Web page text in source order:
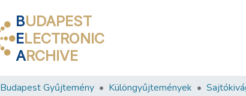
BUDAPEST
ELECTRONIC
ARCHIVE
Budapest Gyűjtemény Különgyűjtemények